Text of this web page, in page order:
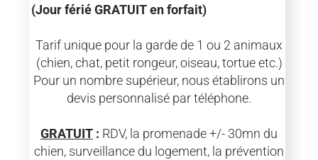
(Jour férié GRATUIT en forfait)
Tarif unique pour la garde de 1 ou 2 animaux
(chien, chat, petit rongeur, oiseau, tortue etc.)
Pour un nombre supérieur, nous établirons un
devis personnalisé par téléphone.
GRATUIT : RDV, la promenade +/- 30mn du
chien, surveillance du logement, la prévention